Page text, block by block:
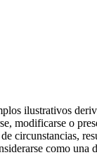
ilustrativos
modificarse o
circunstancias,
como una